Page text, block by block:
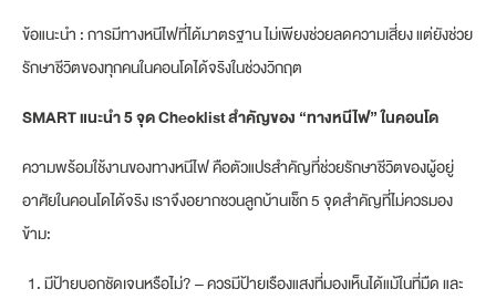
ข้อแนะนำ : การมีทางหนีไฟที่ได้มาตรฐาน ไม่เพียงช่วยลดความเสี่ยง แต่ยังช่วย
รักษาชีวิตของทุกคนในคอนโดได้จริงในช่วงวิกฤต
SMART แนะนำ 5 จุด Checklist สำคัญของ “ทางหนีไฟ” ในคอนโด
ความพร้อมใช้งานของทางหนีไฟ คือตัวแปรสำคัญที่ช่วยรักษาชีวิตของผู้อยู่
อาศัยในคอนโดได้จริง เราจึงอยากชวนลูกบ้านเช็ก 5 จุดสำคัญที่ไม่ควรมอง
ข้าม:
มีป้ายบอกชัดเจนหรือไม่? – ควรมีป้ายเรืองแสงที่มองเห็นได้แม้ในที่มืด และ